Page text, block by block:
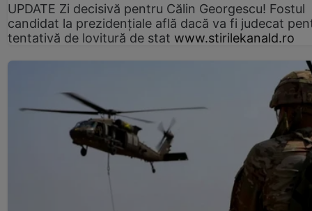
UPDATE Zi decisivă pentru Călin Georgescu! Fostul
candidat la prezidențiale află dacă va fi judecat
tentativă de lovitură de stat www.stirilekanald.ro